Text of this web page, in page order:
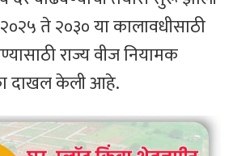
ते २०३० या कालावधीसाठी
राज्य वीज नियामक
दाखल केली आहे.